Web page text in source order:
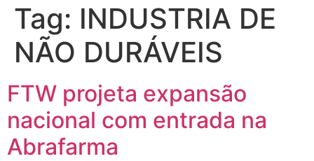
Tag: INDUSTRIA DE
NÃO DURÁVEIS
FTW projeta expansão
nacional com entrada na
Abrafarma